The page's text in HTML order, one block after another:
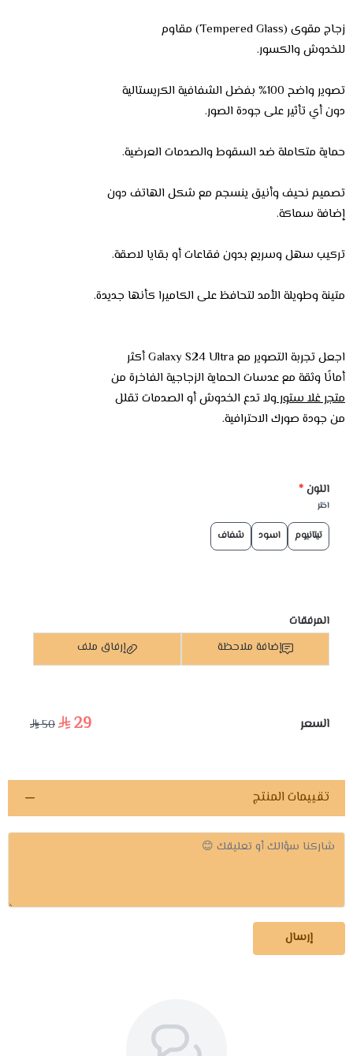
زجاج مقوى (Tempered Glass) مقاوم
للخدوش والكسور.
تصوير واضح 100% بفضل الشفافية الكريستالية
دون أي تأثير على جودة الصور.
حماية متكاملة ضد السقوط والصدمات العرضية.
تصميم نحيف وأنيق ينسجم مع شكل الهاتف دون
إضافة سماكة.
تركيب سهل وسريع بدون فقاعات أو بقايا لاصقة.
متينة وطويلة الأمد لتحافظ على الكاميرا كأنها جديدة.
اجعل تجربة التصوير مع Galaxy S24 Ultra أكثر
أمانًا وثقة مع عدسات الحماية الزجاجية الفاخرة من
متجر غلا ستورولا تدع الخدوش أو الصدمات تقلل
من جودة صورك الاحترافية.
اللون*
اختر
تيتانيوم اسود شفاف
المرفقات
إضافة ملاحظة
إرفاق ملف
السعر 29
50
تقييمات المنتج
إرسال